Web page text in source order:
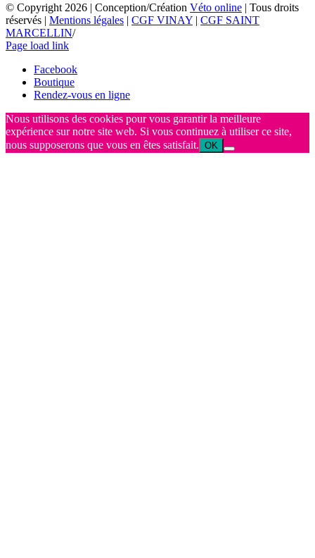
© Copyright 2026 | Conception/Création Véto online | Tous droits
réservés | Mentions légales | CGF VINAY | CGF SAINT
MARCELLIN/
Page load link
Facebook
Boutique
Rendez-vous en ligne
Nous utilisons des cookies pour vous garantir la meilleure
expérience sur notre site web. Si vous continuez à utiliser ce site,
nous supposerons que vous en êtes satisfait. OK